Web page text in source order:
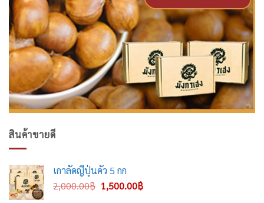
สินค้าขายดี
เกาลัดญี่ปุ่นคั่ว 5 กก
2,000.00฿ Original
1,500.00฿Current